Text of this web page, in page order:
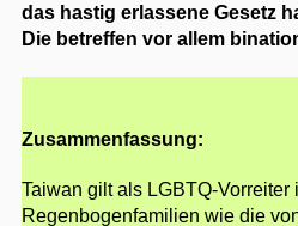
das hastig erlassene Gesetz
Die betreffen vor allem
Zusammenfassung:
Taiwan gilt als LGBTQ-
Regenbogenfamilien wie die